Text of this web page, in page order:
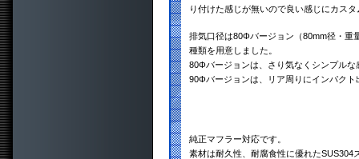
り付けた感じが無いので良い感じにカス
排気口径は80Φバージョン（80mm径・重
種類を用意しました。
80Φバージョンは、さり気なくシンプル
90Φバージョンは、リア周りにインパクト
純正マフラー対応です。
素材は耐久性、耐腐食性に優れたSUS304